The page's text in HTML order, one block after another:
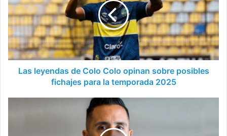
Colo
Colo
opinan
sobre
posibles
fichajes
paraLas leyendas de Colo Colo opinan sobre posibles
fichajes para la temporada 2025